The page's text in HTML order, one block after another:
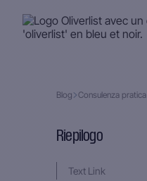
Blog Consulenza pratica
Riepilogo
Text Link